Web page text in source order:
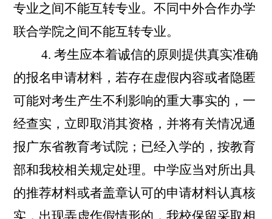
专业之间不能互转专业。不同中外合作办学
联合学院之间不能互转专业。
4.考生应本着诚信的原则提供真实准确
的报名申请材料，若存在虚假内容或者隐匿
可能对考生产生不利影响的重大事实的，一
经查实，立即取消其资格，并将有关情况通
报广东省教育考试院；已经入学的，按教育
部和我校相关规定处理。中学应当对所出具
的推荐材料或者盖章认可的申请材料认真核
实，出现弄虚作假情形的，我校保留采取相